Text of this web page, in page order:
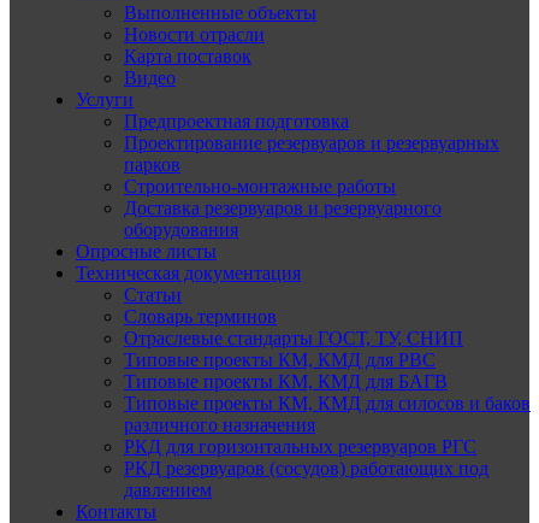
Выполненные объекты
Новости отрасли
Карта поставок
Видео
Услуги
Предпроектная подготовка
Проектирование резервуаров и резервуарных
парков
Строительно-монтажные работы
Доставка резервуаров и резервуарного
оборудования
Опросные листы
Техническая документация
Статьи
Словарь терминов
Отраслевые стандарты ГОСТ, ТУ, СНИП
Типовые проекты КМ, КМД для РВС
Типовые проекты КМ, КМД для БАГВ
Типовые проекты КМ, КМД для силосов и баков
различного назначения
РКД для горизонтальных резервуаров РГС
РКД резервуаров (сосудов) работающих под
давлением
Контакты